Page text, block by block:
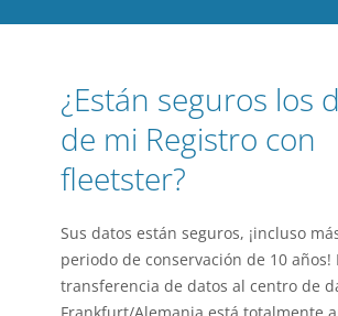
¿Están seguros los
de mi Registro con
fleetster?
Sus datos están seguros, ¡incluso
periodo de conservación de 10 años!
transferencia de datos al centro de